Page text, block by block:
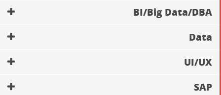
BI/Big Data/DBA
Data
UI/UX
SAP